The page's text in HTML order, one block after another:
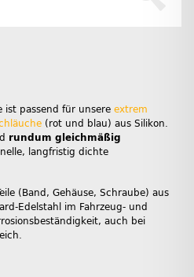
ist passend für unsere extrem
(rot und blau) aus Silikon.
rundum gleichmäßig
langfristig dichte
(Band, Gehäuse, Schraube) aus
Edelstahl im Fahrzeug- und
auch bei